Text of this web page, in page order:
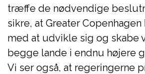
træffe de nødvendige
sikre, at Greater
med at udvikle sig og skabe
begge lande i endnu højere
Vi ser også, at regeringerne